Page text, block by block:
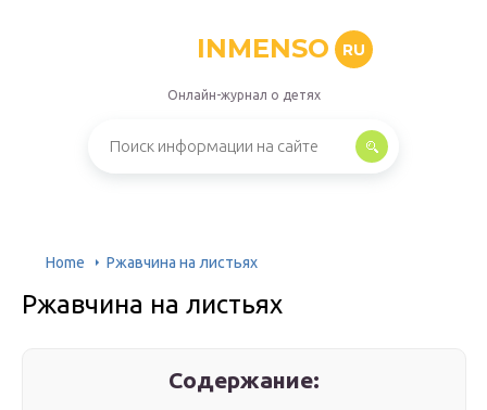
INMENSO RU
Онлайн-журнал о детях
Home Ржавчина на листьях
Ржавчина на листьях
Содержание: